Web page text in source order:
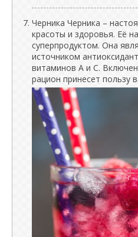
Черника Черника –
красоты и здоровья. Её
суперпродуктом. Она
источником
витаминов А и С.
рацион принесет пользу